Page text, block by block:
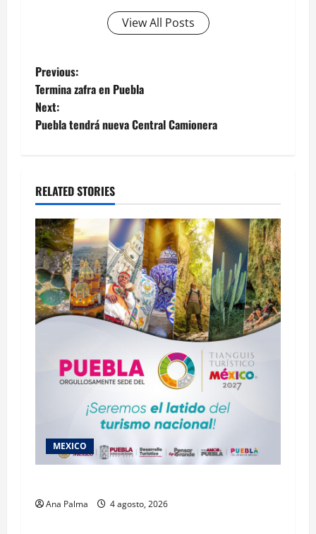
View All Posts
Post
navigation
Previous:
Termina zafra en Puebla
Next:
Puebla tendrá nueva Central Camionera
RELATED STORIES
MEXICO
Ana Palma 4 agosto, 2026
Estados